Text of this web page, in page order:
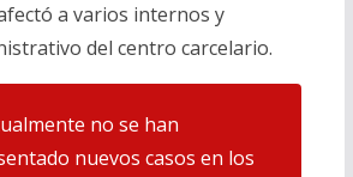
a varios internos y
del centro carcelario.
no se han
nuevos casos en los